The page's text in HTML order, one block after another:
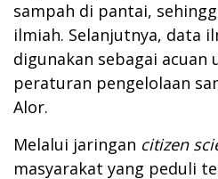
sampah di pantai,
ilmiah. Selanjutnya, data
digunakan sebagai
peraturan pengelolaan
Alor.
Melalui jaringan citizen
masyarakat yang peduli